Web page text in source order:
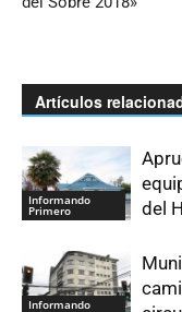
Artículos
Informando
Primero
del
Informando